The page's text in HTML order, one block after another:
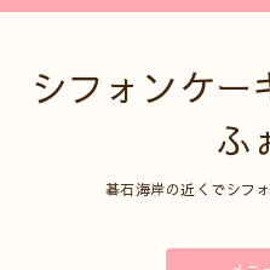
シフォンケ
ふ
碁石海岸の近くでシフ